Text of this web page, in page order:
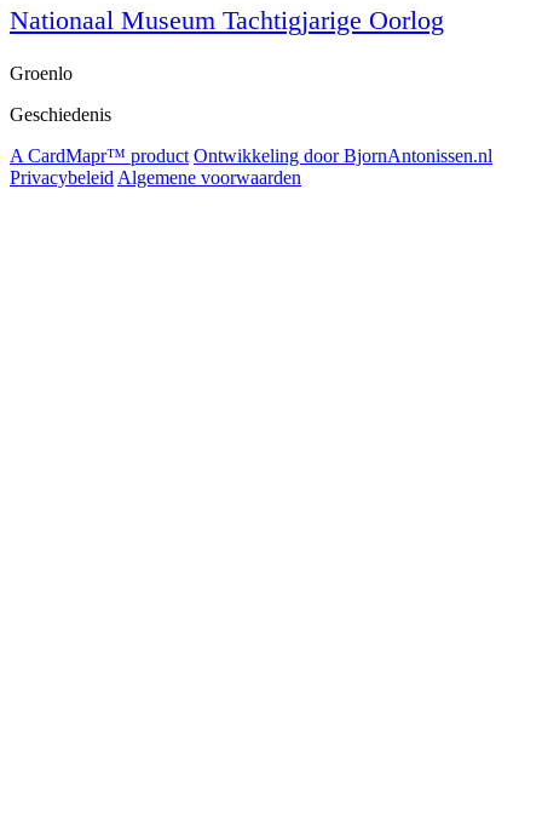
Nationaal Museum Tachtigjarige Oorlog
Groenlo
Geschiedenis
A CardMapr™ product Ontwikkeling door BjornAntonissen.nl
Privacybeleid Algemene voorwaarden